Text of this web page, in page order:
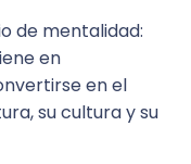
de mentalidad:
en
en el
su cultura y su